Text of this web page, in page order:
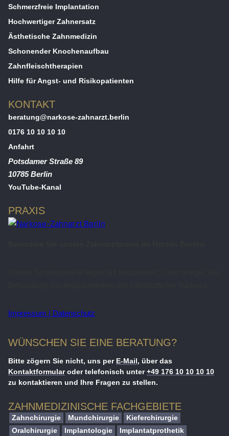
Schmerzfreie Implantation
Hochwertiger Zahnersatz
Ästhetische Zahnmedizin
Schonender Knochenaufbau
Zahnfleischtherapien
Hilfe für Angst- und Risikopatienten
KONTAKT
beratung@narkose-zahnarzt.berlin
0176 10 10 10 10
Anfahrt
Potsdamer Straße 89
10785 Berlin
YouTube-Kanal
PRAXIS
Impressum | Datenschutz
WÜNSCHEN SIE EINE BERATUNG?
Bitte zögern Sie nicht, uns per E-Mail, über das
Kontaktformularoder telefonisch unter+49 176 10 10 10 10
zu kontaktieren und Ihre Fragen zu stellen.
ZAHNMEDIZINISCHE FACHGEBIETE
Zahnchirurgie Mundchirurgie
Kieferchirurgie
Oralchirurgie
Implantologie Implantatprothetik